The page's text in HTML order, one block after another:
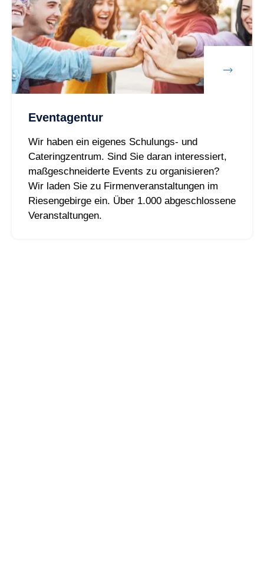
Eventagentur
Wir haben ein eigenes Schulungs- und
Cateringzentrum. Sind Sie daran interessiert,
maßgeschneiderte Events zu organisieren?
Wir laden Sie zu Firmenveranstaltungen im
Riesengebirge ein. Über 1.000 abgeschlossene
Veranstaltungen.